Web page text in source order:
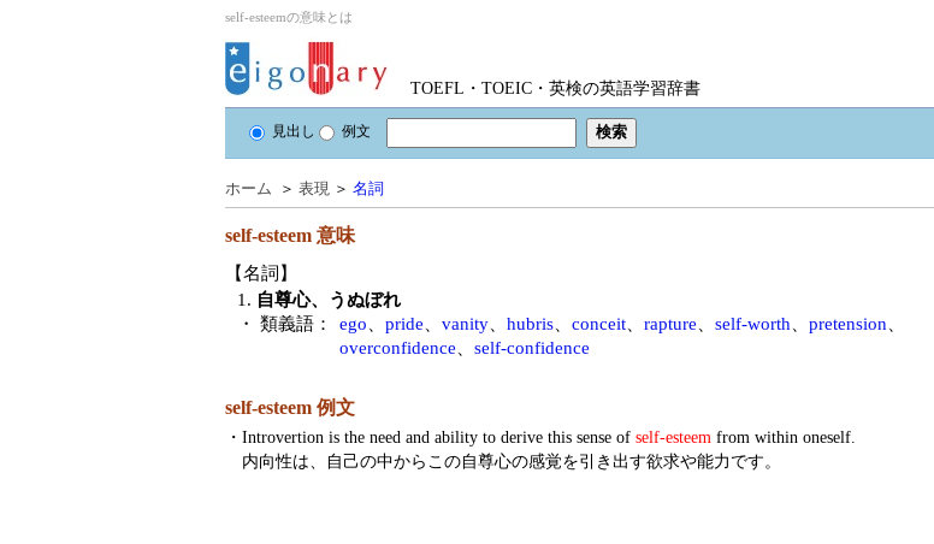
self-esteemの意味とは
TOEFL・TOEIC・英検の英語学習辞書
見出し 例文
ホーム ＞ 表現 ＞ 名詞
self-esteem 意味
【名詞】
1. 自尊心、うぬぼれ
・ 類義語：
ego pride vanity hubris conceit rapture self-worth pretension
overconfidence
self-confidence
self-esteem 例文
・ Introvertion is the need and ability to derive this sense of self-esteem from within oneself.
内向性は、自己の中からこの自尊心の感覚を引き出す欲求や能力です。